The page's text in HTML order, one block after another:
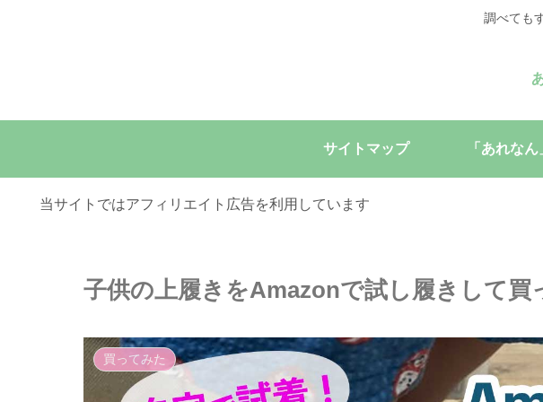
調べても
サイトマップ 「あれな
当サイトではアフィリエイト広告を利用しています
子供の上履きをAmazonで試し履きして買
買ってみた